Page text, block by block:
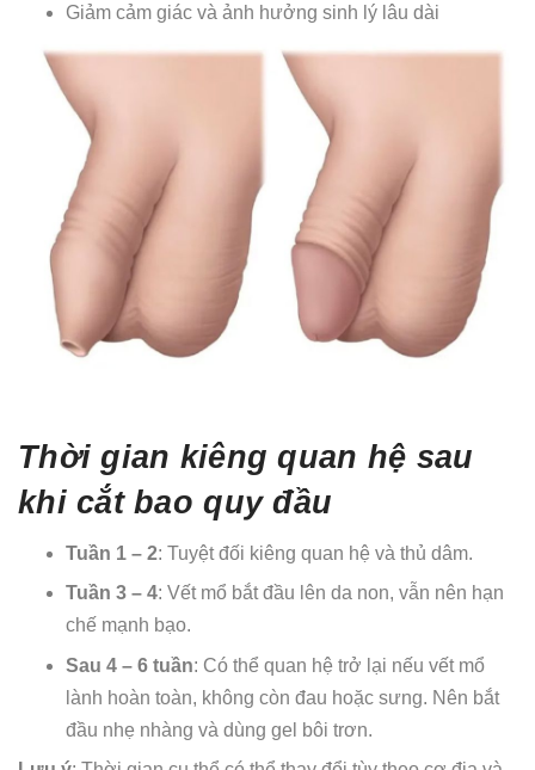
Giảm cảm giác và ảnh hưởng sinh lý lâu dài
Thời gian kiêng quan hệ sau
khi cắt bao quy đầu
Tuần 1 – 2: Tuyệt đối kiêng quan hệ và thủ dâm.
Tuần 3 – 4: Vết mổ bắt đầu lên da non, vẫn nên hạn
chế mạnh bạo.
Sau 4 – 6 tuần: Có thể quan hệ trở lại nếu vết mổ
lành hoàn toàn, không còn đau hoặc sưng. Nên bắt
đầu nhẹ nhàng và dùng gel bôi trơn.